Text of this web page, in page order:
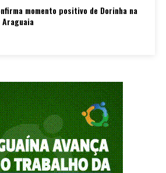
momento positivo de Dorinha na